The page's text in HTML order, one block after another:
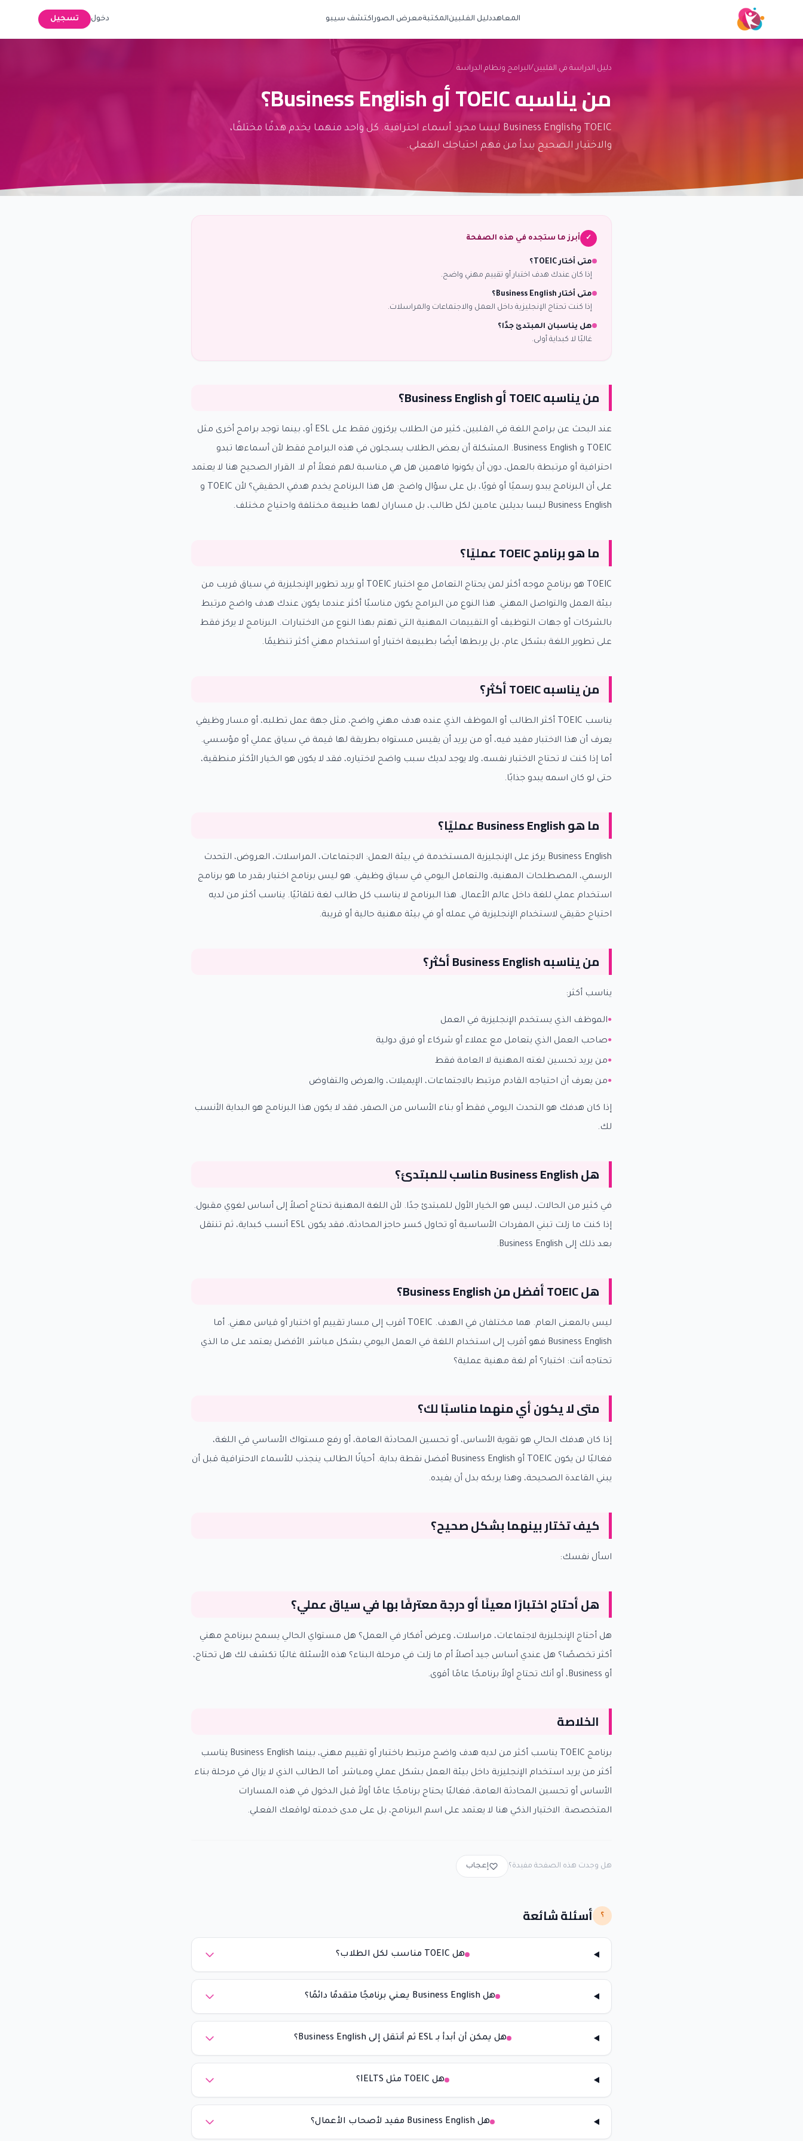
المعاهددليل الفلبينالمكتبةمعرض الصوراكتشف سيبو دخول تسجيل
دليل الدراسة في الفلبين/البرامج ونظام الدراسة
من يناسبه TOEIC أو Business English؟
TOEIC وBusiness English ليسا مجرد أسماء احترافية. كل واحد منهما يخدم هدفًا مختلفًا،
والاختيار الصحيح يبدأ من فهم احتياجك الفعلي.
✓ أبرز ما ستجده في هذه الصفحة
متى أختار TOEIC؟
إذا كان عندك هدف اختبار أو تقييم مهني واضح.
متى أختار Business English؟
إذا كنت تحتاج الإنجليزية داخل العمل والاجتماعات والمراسلات.
هل يناسبان المبتدئ جدًا؟
غالبًا لا كبداية أولى.
من يناسبه TOEIC أو Business English؟
عند البحث عن برامج اللغة في الفلبين، كثير من الطلاب يركزون فقط على ESL أو، بينما توجد برامج أخرى مثل
TOEIC و Business English. المشكلة أن بعض الطلاب يسجلون في هذه البرامج فقط لأن أسماءها تبدو
احترافية أو مرتبطة بالعمل، دون أن يكونوا فاهمين هل هي مناسبة لهم فعلاً أم لا. القرار الصحيح هنا لا يعتمد
على أن البرنامج يبدو رسميًا أو قويًا، بل على سؤال واضح: هل هذا البرنامج يخدم هدفي الحقيقي؟ لأن TOEIC و
Business English ليسا بديلين عامين لكل طالب، بل مساران لهما طبيعة مختلفة واحتياج مختلف.
ما هو برنامج TOEIC عمليًا؟
TOEIC هو برنامج موجه أكثر لمن يحتاج التعامل مع اختبار TOEIC أو يريد تطوير الإنجليزية في سياق قريب من
بيئة العمل والتواصل المهني. هذا النوع من البرامج يكون مناسبًا أكثر عندما يكون عندك هدف واضح مرتبط
بالشركات أو جهات التوظيف أو التقييمات المهنية التي تهتم بهذا النوع من الاختبارات. البرنامج لا يركز فقط
على تطوير اللغة بشكل عام، بل يربطها أيضًا بطبيعة اختبار أو استخدام مهني أكثر تنظيمًا.
من يناسبه TOEIC أكثر؟
يناسب TOEIC أكثر الطالب أو الموظف الذي عنده هدف مهني واضح، مثل جهة عمل تطلبه، أو مسار وظيفي
يعرف أن هذا الاختبار مفيد فيه، أو من يريد أن يقيس مستواه بطريقة لها قيمة في سياق عملي أو مؤسسي.
أما إذا كنت لا تحتاج الاختبار نفسه، ولا يوجد لديك سبب واضح لاختياره، فقد لا يكون هو الخيار الأكثر منطقية،
حتى لو كان اسمه يبدو جذابًا.
ما هو Business English عمليًا؟
Business English يركز على الإنجليزية المستخدمة في بيئة العمل: الاجتماعات، المراسلات، العروض، التحدث
الرسمي، المصطلحات المهنية، والتعامل اليومي في سياق وظيفي. هو ليس برنامج اختبار بقدر ما هو برنامج
استخدام عملي للغة داخل عالم الأعمال. هذا البرنامج لا يناسب كل طالب لغة تلقائيًا. يناسب أكثر من لديه
احتياج حقيقي لاستخدام الإنجليزية في عمله أو في بيئة مهنية حالية أو قريبة.
من يناسبه Business English أكثر؟
يناسب أكثر:
الموظف الذي يستخدم الإنجليزية في العمل
صاحب العمل الذي يتعامل مع عملاء أو شركاء أو فرق دولية
من يريد تحسين لغته المهنية لا العامة فقط
من يعرف أن احتياجه القادم مرتبط بالاجتماعات، الإيميلات، والعرض والتفاوض
إذا كان هدفك هو التحدث اليومي فقط أو بناء الأساس من الصفر، فقد لا يكون هذا البرنامج هو البداية الأنسب
لك.
هل Business English مناسب للمبتدئ؟
في كثير من الحالات، ليس هو الخيار الأول للمبتدئ جدًا. لأن اللغة المهنية تحتاج أصلاً إلى أساس لغوي مقبول.
إذا كنت ما زلت تبني المفردات الأساسية أو تحاول كسر حاجز المحادثة، فقد يكون ESL أنسب كبداية، ثم تنتقل
بعد ذلك إلى Business English.
هل TOEIC أفضل من Business English؟
ليس بالمعنى العام. هما مختلفان في الهدف. TOEIC أقرب إلى مسار تقييم أو اختبار أو قياس مهني. أما
Business English فهو أقرب إلى استخدام اللغة في العمل اليومي بشكل مباشر. الأفضل يعتمد على ما الذي
تحتاجه أنت: اختبار؟ أم لغة مهنية عملية؟
متى لا يكون أي منهما مناسبًا لك؟
إذا كان هدفك الحالي هو تقوية الأساس، أو تحسين المحادثة العامة، أو رفع مستواك الأساسي في اللغة،
فغالبًا لن يكون TOEIC أو Business English أفضل نقطة بداية. أحيانًا الطالب ينجذب للأسماء الاحترافية قبل أن
يبني القاعدة الصحيحة، وهذا يربكه بدل أن يفيده.
كيف تختار بينهما بشكل صحيح؟
اسأل نفسك:
هل أحتاج اختبارًا معينًا أو درجة معترفًا بها في سياق عملي؟
هل أحتاج الإنجليزية لاجتماعات، مراسلات، وعرض أفكار في العمل؟ هل مستواي الحالي يسمح ببرنامج مهني
أكثر تخصصًا؟ هل عندي أساس جيد أصلاً أم ما زلت في مرحلة البناء؟ هذه الأسئلة غالبًا تكشف لك هل تحتاج،
أو Business، أو أنك تحتاج أولاً برنامجًا عامًا أقوى.
الخلاصة
برنامج TOEIC يناسب أكثر من لديه هدف واضح مرتبط باختبار أو تقييم مهني، بينما Business English يناسب
أكثر من يريد استخدام الإنجليزية داخل بيئة العمل بشكل عملي ومباشر. أما الطالب الذي لا يزال في مرحلة بناء
الأساس أو تحسين المحادثة العامة، فغالبًا يحتاج برنامجًا عامًا أولاً قبل الدخول في هذه المسارات
المتخصصة. الاختيار الذكي هنا لا يعتمد على اسم البرنامج، بل على مدى خدمته لواقعك الفعلي.
هل وجدت هذه الصفحة مفيدة؟ إعجاب
؟ أسئلة شائعة
هل TOEIC مناسب لكل الطلاب؟
هل Business English يعني برنامجًا متقدمًا دائمًا؟
هل يمكن أن أبدأ بـ ESL ثم أنتقل إلى Business English؟
هل TOEIC مثل IELTS؟
هل Business English مفيد لأصحاب الأعمال؟